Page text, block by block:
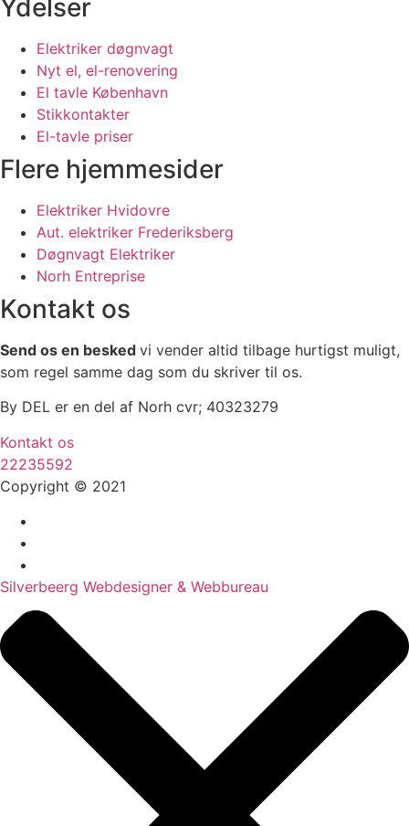
Ydelser
Elektriker døgnvagt
Nyt el, el-renovering
El tavle København
Stikkontakter
El-tavle priser
Flere hjemmesider
Elektriker Hvidovre
Aut. elektriker Frederiksberg
Døgnvagt Elektriker
Norh Entreprise
Kontakt os
Send os en besked vi vender altid tilbage hurtigst muligt,
som regel samme dag som du skriver til os.
By DEL er en del af Norh cvr; 40323279
Kontakt os
22235592
Copyright © 2021
Silverbeerg Webdesigner & Webbureau